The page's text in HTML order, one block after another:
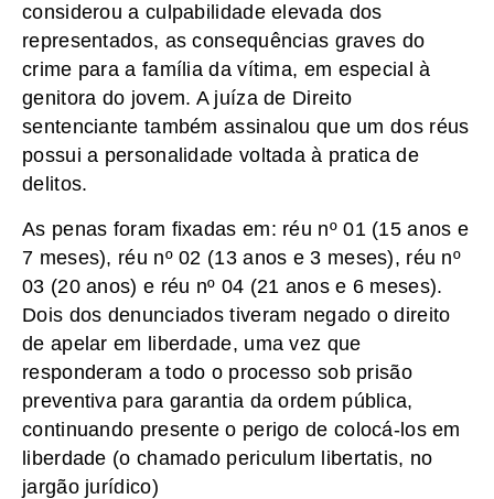
considerou a culpabilidade elevada dos
representados, as consequências graves do
crime para a família da vítima, em especial à
genitora do jovem. A juíza de Direito
sentenciante também assinalou que um dos réus
possui a personalidade voltada à pratica de
delitos.
As penas foram fixadas em: réu nº 01 (15 anos e
7 meses), réu nº 02 (13 anos e 3 meses), réu nº
03 (20 anos) e réu nº 04 (21 anos e 6 meses).
Dois dos denunciados tiveram negado o direito
de apelar em liberdade, uma vez que
responderam a todo o processo sob prisão
preventiva para garantia da ordem pública,
continuando presente o perigo de colocá-los em
liberdade (o chamado periculum libertatis, no
jargão jurídico)